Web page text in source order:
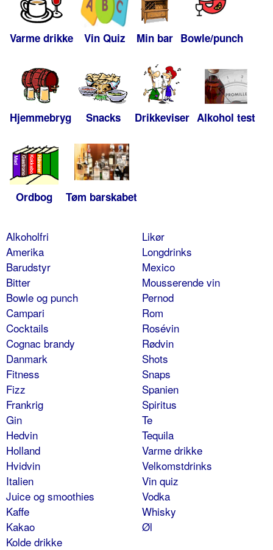
Varme drikke Vin Quiz Min bar Bowle/punch
Hjemmebryg Snacks Drikkeviser Alkohol test
Ordbog Tøm barskabet
Alkoholfri
Amerika
Barudstyr
Bitter
Bowle og punch
Campari
Cocktails
Cognac brandy
Danmark
Fitness
Fizz
Frankrig
Gin
Hedvin
Holland
Hvidvin
Italien
Juice og smoothies
Kaffe
Kakao
Kolde drikke
Likør
Longdrinks
Mexico
Mousserende vin
Pernod
Rom
Rosévin
Rødvin
Shots
Snaps
Spanien
Spiritus
Te
Tequila
Varme drikke
Velkomstdrinks
Vin quiz
Vodka
Whisky
Øl